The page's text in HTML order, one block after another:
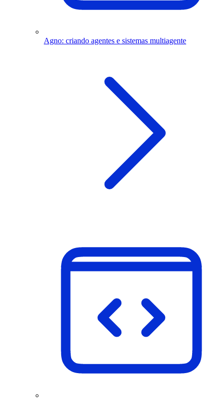
Agno: criando agentes e sistemas multiagente